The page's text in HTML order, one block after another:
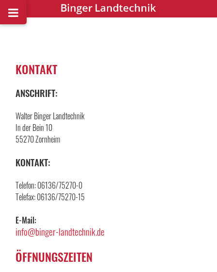
KONTAKT
ANSCHRIFT:
Walter Binger Landtechnik
In der Bein 10
55270 Zornheim
KONTAKT:
Telefon: 06136/75270-0
Telefax: 06136/75270-15
E-Mail:
info@binger-landtechnik.de
ÖFFNUNGSZEITEN